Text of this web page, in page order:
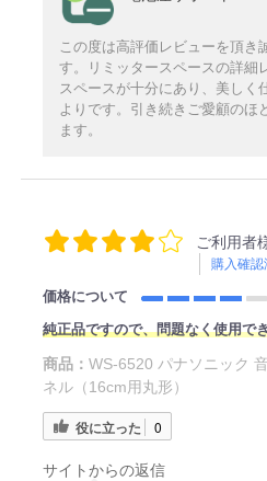
この度は高評価レビューを頂き
す。リミッタースペースの詳細
スペースが十分にあり、美しく
よりです。引き続きご愛顧のほ
ます。
ご利用者
購入確認
価格について
純正品ですので、問題なく使用で
商品： WS-6520 パナソニック
ネル（16cm用丸形）
役に立った 0
サイトからの返信